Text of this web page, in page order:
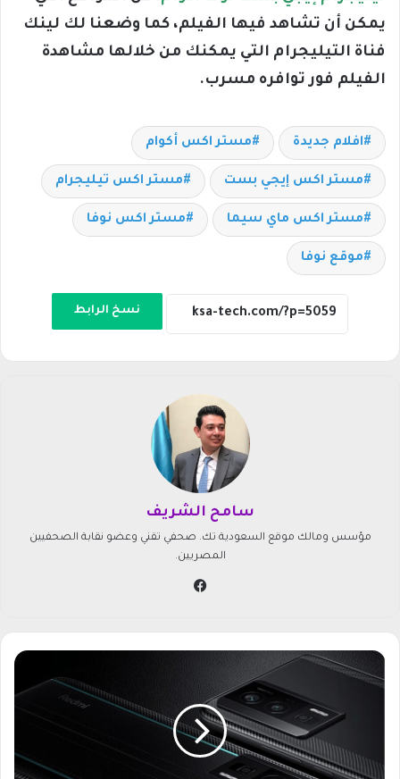
يمكن أن تشاهد فيها الفيلم، كما وضعنا لك لينك
فناة التيليجرام التي يمكنك من خلالها مشاهدة
الفيلم فور توافره مسرب.
افلام جديدة مستر اكس أكوام
مستر اكس إيجي بست مستر اكس تيليجرام
مستر اكس ماي سيما مستر اكس نوفا
موقع نوفا
نسخ الرابط
سامح الشريف
مؤسس ومالك موقع السعودية تك. صحفي تقني وعضو نقابة الصحفيين
المصريين.
أ
ر
ر